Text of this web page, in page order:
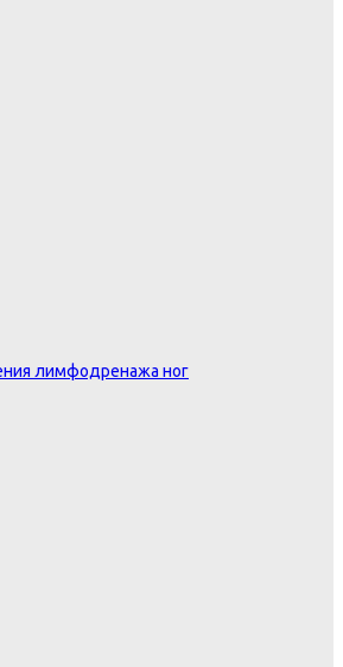
лимфодренажа ног